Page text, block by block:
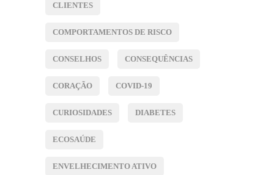
CLIENTES
COMPORTAMENTOS DE RISCO
CONSELHOS CONSEQUÊNCIAS
CORAÇÃO COVID-19
CURIOSIDADES DIABETES
ECOSAÚDE
ENVELHECIMENTO ATIVO